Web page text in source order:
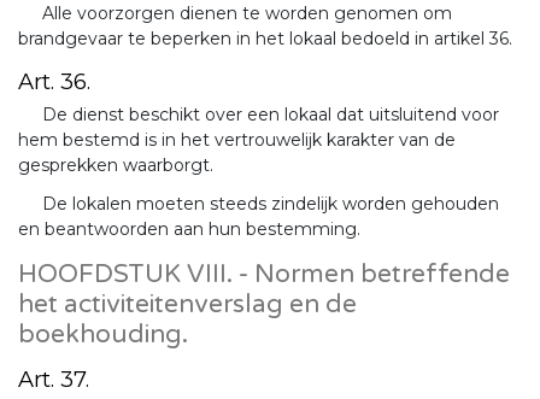
Alle voorzorgen dienen te worden genomen om
brandgevaar te beperken in het lokaal bedoeld in artikel 36.
Art. 36.
De dienst beschikt over een lokaal dat uitsluitend voor
hem bestemd is in het vertrouwelijk karakter van de
gesprekken waarborgt.
De lokalen moeten steeds zindelijk worden gehouden
en beantwoorden aan hun bestemming.
HOOFDSTUK VIII. - Normen betreffende
het activiteitenverslag en de
boekhouding.
Art. 37.